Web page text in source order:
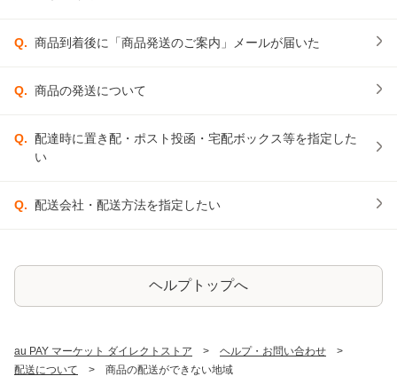
Q. 商品到着後に「商品発送のご案内」メールが届いた
Q. 商品の発送について
Q. 配達時に置き配・ポスト投函・宅配ボックス等を指定した
い
Q. 配送会社・配送方法を指定したい
ヘルプトップへ
au PAY マーケット ダイレクトストア
ヘルプ・お問い合わせ
配送について
商品の配送ができない地域